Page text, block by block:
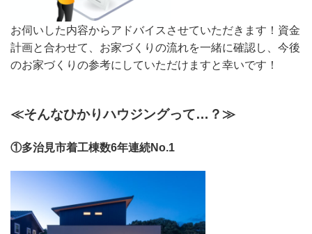
お伺いした内容からアドバイスさせていただきます！資金
計画と合わせて、お家づくりの流れを一緒に確認し、今後
のお家づくりの参考にしていただけますと幸いです！
≪そんなひかりハウジングって…？≫
①多治見市着工棟数6年連続No.1